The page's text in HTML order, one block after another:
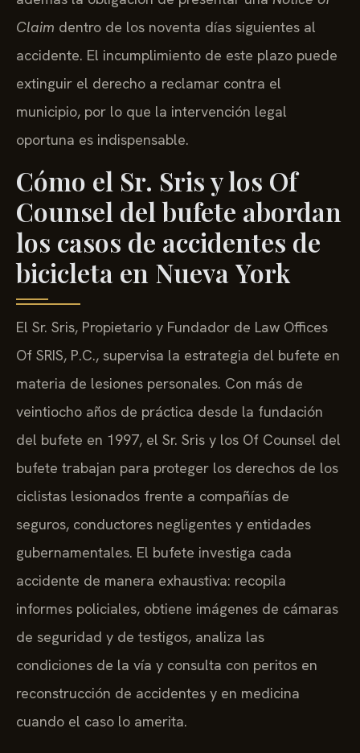
Claim dentro de los noventa días siguientes al
accidente. El incumplimiento de este plazo puede
extinguir el derecho a reclamar contra el
municipio, por lo que la intervención legal
oportuna es indispensable.
Cómo el Sr. Sris y los Of
Counsel del bufete abordan
los casos de accidentes de
bicicleta en Nueva York
El Sr. Sris, Propietario y Fundador de Law Offices
Of SRIS, P.C., supervisa la estrategia del bufete en
materia de lesiones personales. Con más de
veintiocho años de práctica desde la fundación
del bufete en 1997, el Sr. Sris y los Of Counsel del
bufete trabajan para proteger los derechos de los
ciclistas lesionados frente a compañías de
seguros, conductores negligentes y entidades
gubernamentales. El bufete investiga cada
accidente de manera exhaustiva: recopila
informes policiales, obtiene imágenes de cámaras
de seguridad y de testigos, analiza las
condiciones de la vía y consulta con peritos en
reconstrucción de accidentes y en medicina
cuando el caso lo amerita.